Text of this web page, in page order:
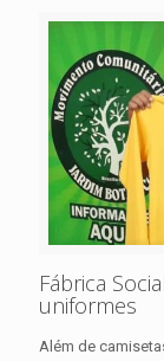
Fábrica
uniformes
Além de